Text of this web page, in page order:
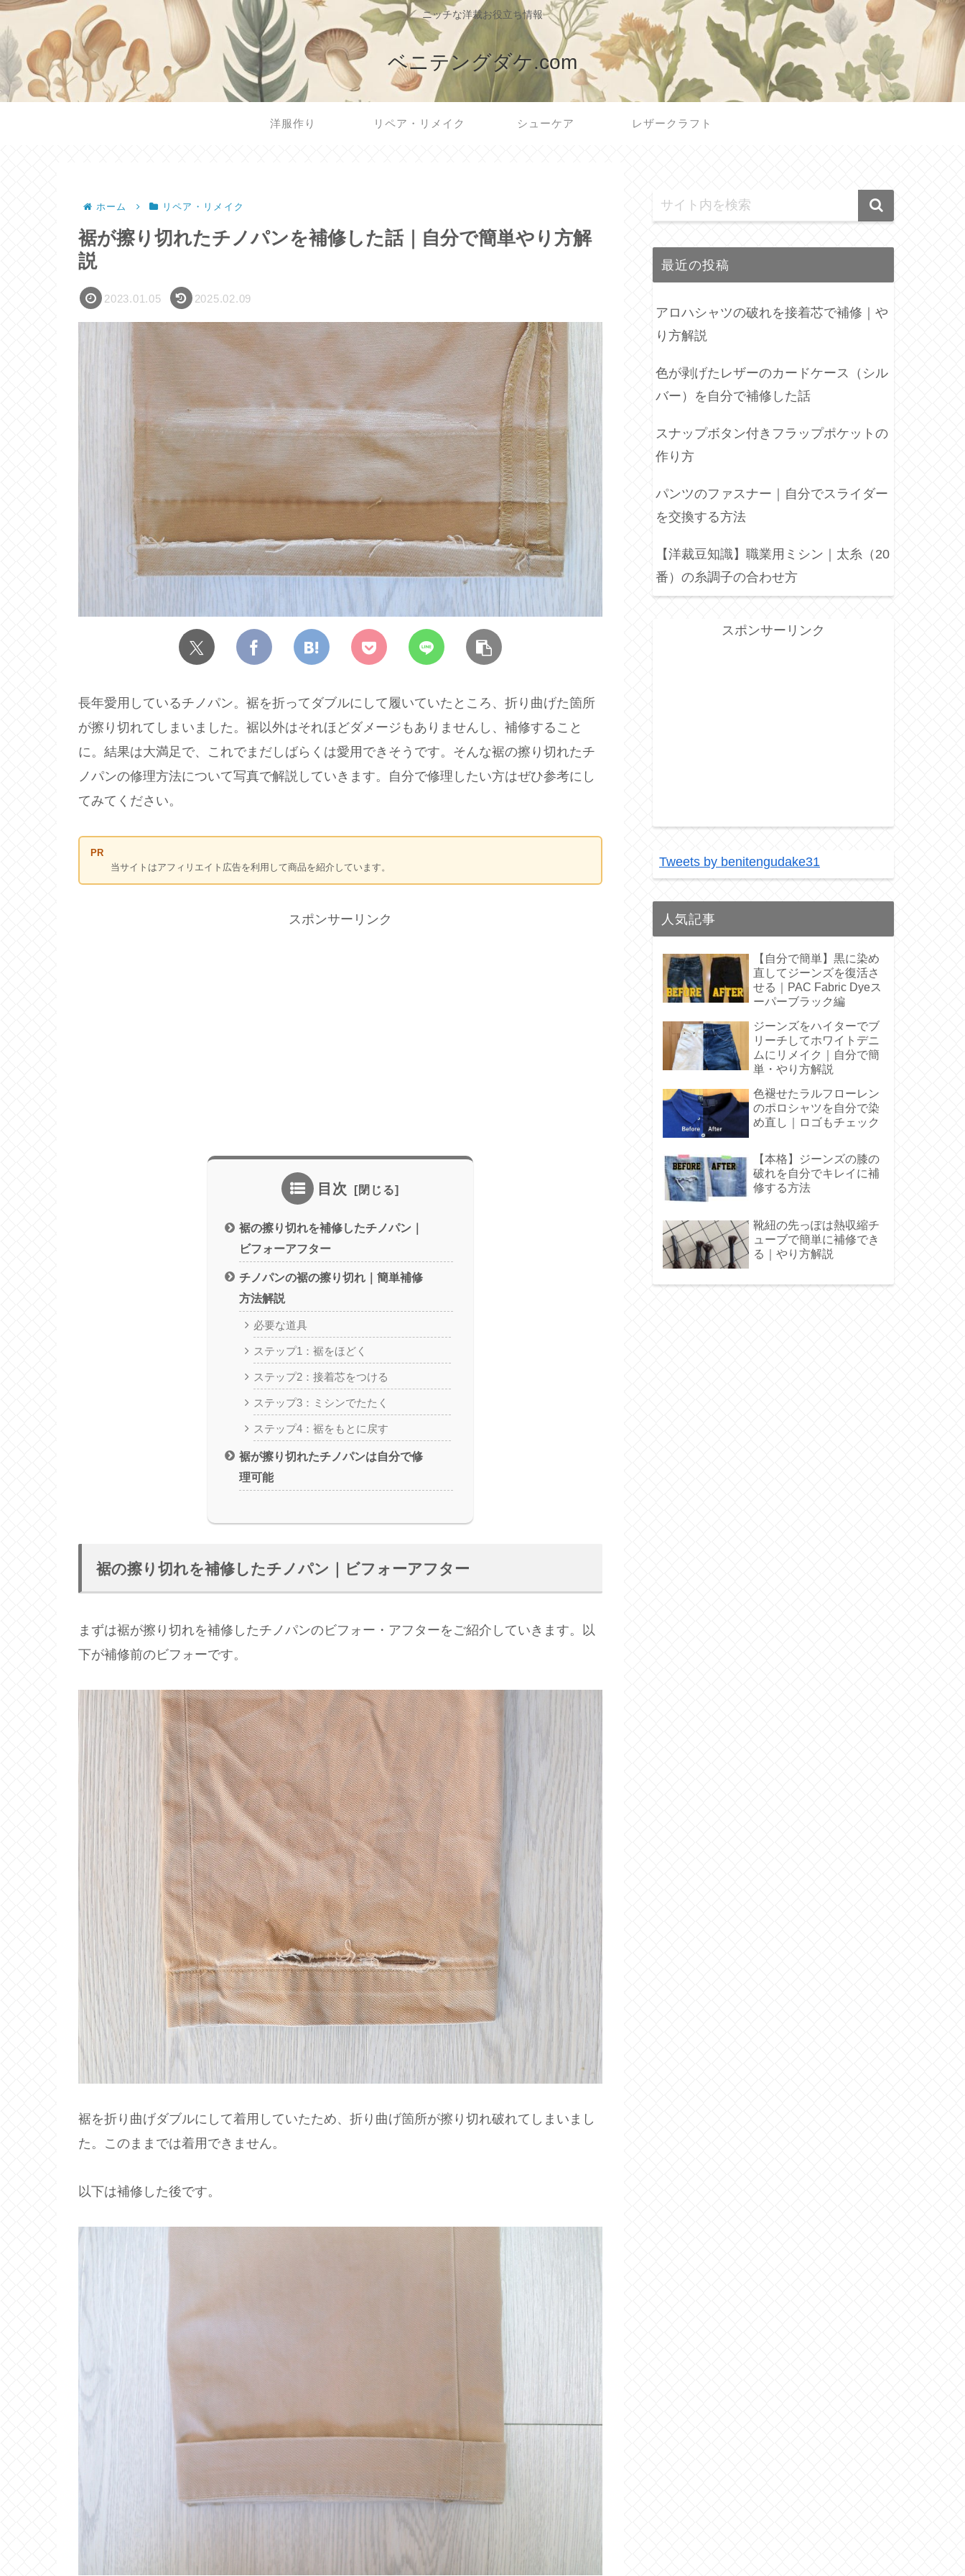
ニッチな洋裁お役立ち情報
ベニテングダケ.com
洋服作り リペア・リメイク シューケア レザークラフト
ホーム リペア・リメイク
裾が擦り切れたチノパンを補修した話｜自分で簡単やり方解
説
2023.01.05 2025.02.09
長年愛用しているチノパン。裾を折ってダブルにして履いていたところ、折り曲げた箇所
が擦り切れてしまいました。裾以外はそれほどダメージもありませんし、補修すること
に。結果は大満足で、これでまだしばらくは愛用できそうです。そんな裾の擦り切れたチ
ノパンの修理方法について写真で解説していきます。自分で修理したい方はぜひ参考にし
てみてください。
PR
当サイトはアフィリエイト広告を利用して商品を紹介しています。
スポンサーリンク
目次
裾の擦り切れを補修したチノパン｜
ビフォーアフター
チノパンの裾の擦り切れ｜簡単補修
方法解説
必要な道具
ステップ1：裾をほどく
ステップ2：接着芯をつける
ステップ3：ミシンでたたく
ステップ4：裾をもとに戻す
裾が擦り切れたチノパンは自分で修
理可能
裾の擦り切れを補修したチノパン｜ビフォーアフター
まずは裾が擦り切れを補修したチノパンのビフォー・アフターをご紹介していきます。以
下が補修前のビフォーです。
裾を折り曲げダブルにして着用していたため、折り曲げ箇所が擦り切れ破れてしまいまし
た。このままでは着用できません。
以下は補修した後です。
最近の投稿
アロハシャツの破れを接着芯で補修｜や
り方解説
色が剥げたレザーのカードケース（シル
バー）を自分で補修した話
スナップボタン付きフラップポケットの
作り方
パンツのファスナー｜自分でスライダー
を交換する方法
【洋裁豆知識】職業用ミシン｜太糸（20
番）の糸調子の合わせ方
スポンサーリンク
Tweets by benitengudake31
人気記事
【自分で簡単】黒に染め
直してジーンズを復活さ
せる｜PAC Fabric Dyeス
ーパーブラック編
ジーンズをハイターでブ
リーチしてホワイトデニ
ムにリメイク｜自分で簡
単・やり方解説
色褪せたラルフローレン
のポロシャツを自分で染
め直し｜ロゴもチェック
【本格】ジーンズの膝の
破れを自分でキレイに補
修する方法
靴紐の先っぽは熱収縮チ
ューブで簡単に補修でき
る｜やり方解説